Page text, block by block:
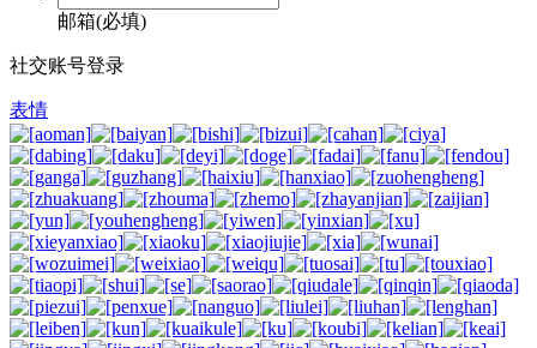
邮箱(必填)
社交账号登录
表情